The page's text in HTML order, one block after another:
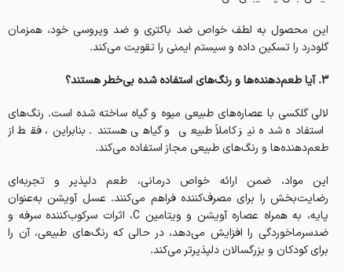
این محصول به لطف خواص ضد باکتری و ضد ویروسی خود، همزمان
گلودرد را تسکین داده و سیستم ایمنی را تقویت می‌کند.
۳. آیا طعم‌دهنده‌ها و رنگ‌های استفاده شده بی‌خطر هستند؟
لالی گلکسی با عصاره‌های طبیعی میوه و گیاه ساخته شده است. رنگ‌های
استفاده شده نیز کاملاً طبیعی و گیاهی هستند. بنابراین، فقط از
طعم‌دهنده‌ها و رنگ‌های طبیعی مجاز استفاده می‌کند.
این مواد، ضمن ارائه خواص درمانی، طعم دلپذیر و تجربه‌ای
رضایت‌بخش را برای مصرف‌کننده فراهم می‌کنند. عسل آویشن به‌عنوان
پایه، به همراه عصاره آویشن و ویتامین C، اثرات سرکوب‌کننده سرفه و
ضدسرماخوردگی را افزایش می‌دهد، در حالی که رنگ‌های طبیعی، آن را
برای کودکان و بزرگسالان دلپذیرتر می‌کند.